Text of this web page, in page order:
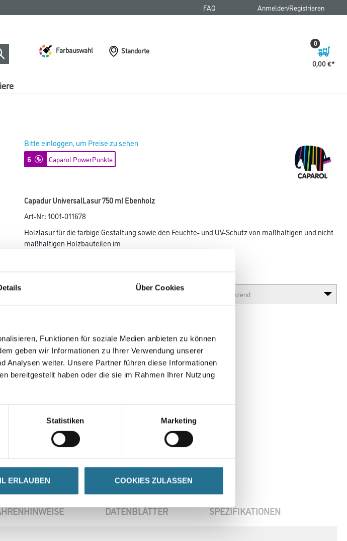
Über Cookies
Funktionen für soziale Medien anbieten zu können
geben wir Informationen zu Ihrer Verwendung unserer
Analysen weiter. Unsere Partner führen diese Informationen
bereitgestellt haben oder die sie im Rahmen Ihrer Nutzung
Statistiken Marketing
ERLAUBEN COOKIES ZULASSEN
FAQ Anmelden/Registrieren
Farbauswahl
Standorte
0,00 €
0
Bitte einloggen, um Preise zu sehen
6 Caparol PowerPunkte
Capadur UniversalLasur 750 ml Ebenholz
Art-Nr.:1001-011678
Holzlasur für die farbige Gestaltung sowie den Feuchte- und UV-Schutz von maßhaltigen und nicht
maßhaltigen Holzbauteilen im
Umrechnungsfaktoren
Zur Farbauswahl für Ihren
DATENBLÄTTER SPEZIFIKATIONEN